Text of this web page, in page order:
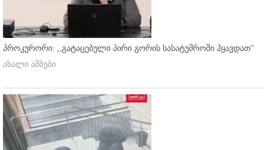
პროკურორი: ,,გატაცებული პირი გორის სასატუმროში ჰყავდათ''
ახალი ამბები